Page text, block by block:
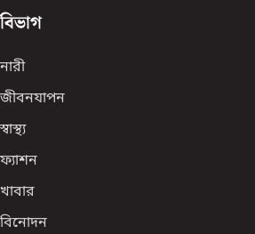
বিভাগ
নারী
জীবনযাপন
স্বাস্থ্য
ফ্যাশন
খাবার
বিনোদন